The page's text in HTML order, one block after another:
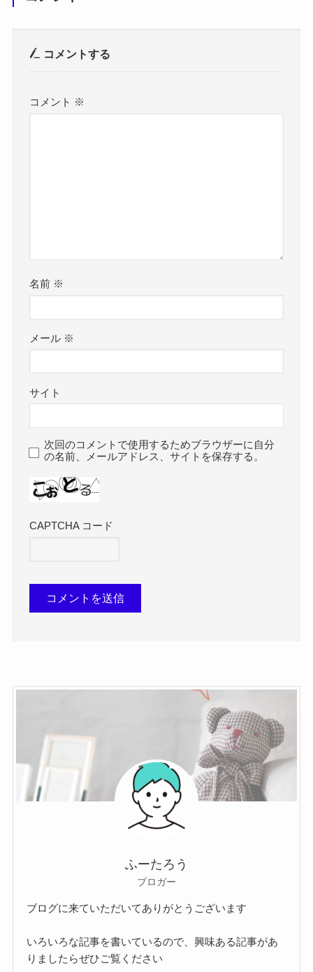
コメントする
コメント ※
名前 ※
メール ※
サイト
次回のコメントで使用するためブラウザーに自分
の名前、メールアドレス、サイトを保存する。
CAPTCHA コード
ふーたろう
ブロガー
ブログに来ていただいてありがとうございます
いろいろな記事を書いているので、興味ある記事があ
りましたらぜひご覧ください